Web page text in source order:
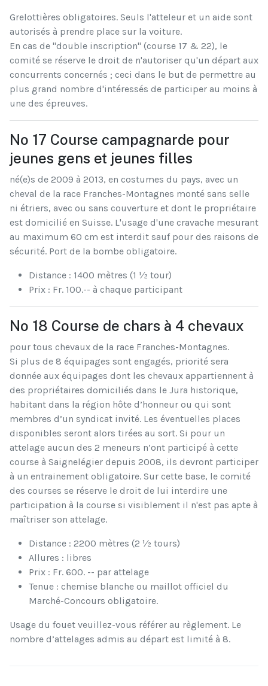
Grelottières obligatoires. Seuls l'atteleur et un aide sont
autorisés à prendre place sur la voiture.
En cas de "double inscription" (course 17 & 22), le
comité se réserve le droit de n'autoriser qu'un départ aux
concurrents concernés ; ceci dans le but de permettre au
plus grand nombre d'intéressés de participer au moins à
une des épreuves.
No 17 Course campagnarde pour
jeunes gens et jeunes filles
né(e)s de 2009 à 2013, en costumes du pays, avec un
cheval de la race Franches-Montagnes monté sans selle
ni étriers, avec ou sans couverture et dont le propriétaire
est domicilié en Suisse. L'usage d'une cravache mesurant
au maximum 60 cm est interdit sauf pour des raisons de
sécurité. Port de la bombe obligatoire.
Distance : 1400 mètres (1 ½ tour)
Prix : Fr. 100.-- à chaque participant
No 18 Course de chars à 4 chevaux
pour tous chevaux de la race Franches-Montagnes.
Si plus de 8 équipages sont engagés, priorité sera
donnée aux équipages dont les chevaux appartiennent à
des propriétaires domiciliés dans le Jura historique,
habitant dans la région hôte d’honneur ou qui sont
membres d’un syndicat invité. Les éventuelles places
disponibles seront alors tirées au sort. Si pour un
attelage aucun des 2 meneurs n’ont participé à cette
course à Saignelégier depuis 2008, ils devront participer
à un entrainement obligatoire. Sur cette base, le comité
des courses se réserve le droit de lui interdire une
participation à la course si visiblement il n'est pas apte à
maîtriser son attelage.
Distance : 2200 mètres (2 ½ tours)
Allures : libres
Prix : Fr. 600. -- par attelage
Tenue : chemise blanche ou maillot officiel du
Marché-Concours obligatoire.
Usage du fouet veuillez-vous référer au règlement. Le
nombre d’attelages admis au départ est limité à 8.